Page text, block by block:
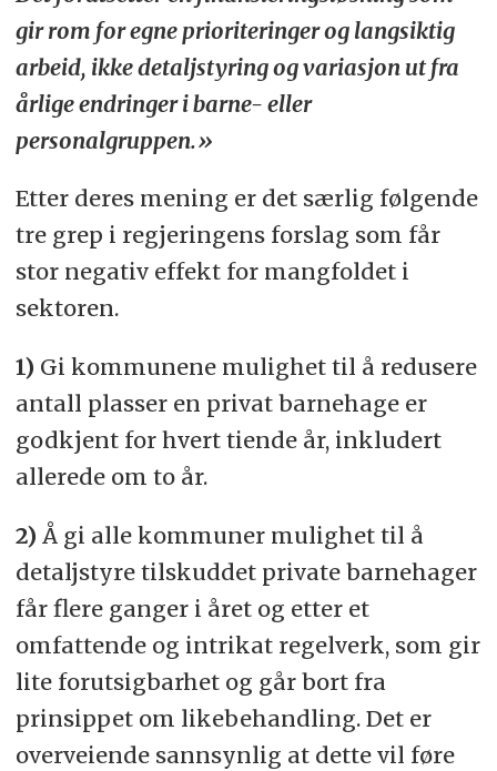
gir rom for egne prioriteringer og langsiktig
arbeid, ikke detaljstyring og variasjon ut fra
årlige endringer i barne- eller
personalgruppen.»
Etter deres mening er det særlig følgende
tre grep i regjeringens forslag som får
stor negativ effekt for mangfoldet i
sektoren.
1) Gi kommunene mulighet til å redusere
antall plasser en privat barnehage er
godkjent for hvert tiende år, inkludert
allerede om to år.
2) Å gi alle kommuner mulighet til å
detaljstyre tilskuddet private barnehager
får flere ganger i året og etter et
omfattende og intrikat regelverk, som gir
lite forutsigbarhet og går bort fra
prinsippet om likebehandling. Det er
overveiende sannsynlig at dette vil føre